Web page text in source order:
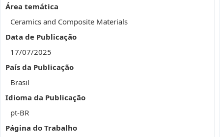
Área temática
Ceramics and Composite Materials
Data de Publicação
17/07/2025
País da Publicação
Brasil
Idioma da Publicação
pt-BR
Página do Trabalho